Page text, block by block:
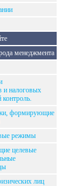
менеджмента
и налоговых
формирующие
режимы
целевые
лиц